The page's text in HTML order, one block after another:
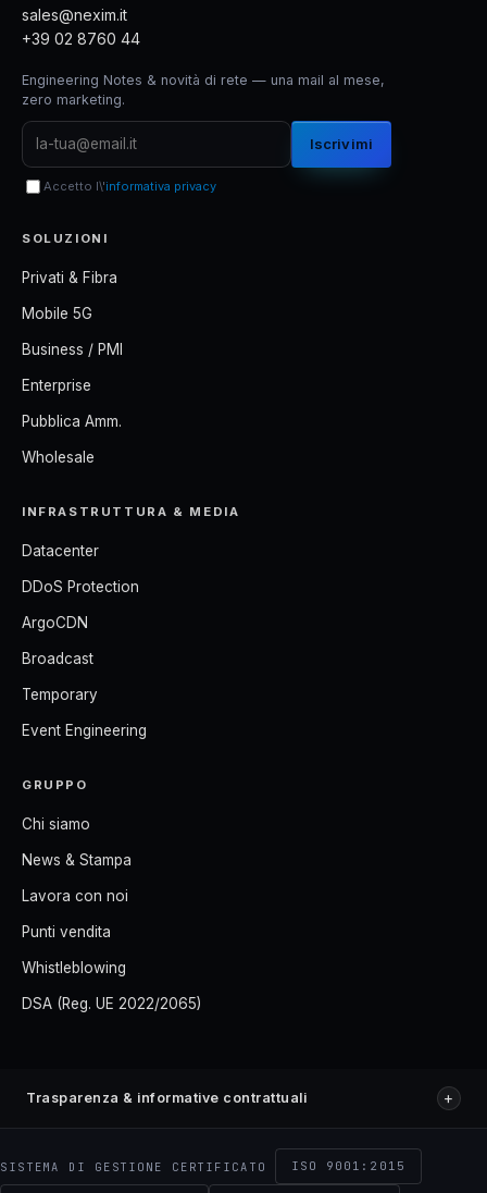
sales@nexim.it
+39 02 8760 44
Engineering Notes & novità di rete — una mail al mese,
zero marketing.
Iscrivimi
Accetto l\'informativa privacy
SOLUZIONI
Privati & Fibra
Mobile 5G
Business / PMI
Enterprise
Pubblica Amm.
Wholesale
INFRASTRUTTURA & MEDIA
Datacenter
DDoS Protection
ArgoCDN
Broadcast
Temporary
Event Engineering
GRUPPO
Chi siamo
News & Stampa
Lavora con noi
Punti vendita
Whistleblowing
DSA (Reg. UE 2022/2065)
Trasparenza & informative contrattuali +
SISTEMA DI GESTIONE CERTIFICATO ISO 9001:2015